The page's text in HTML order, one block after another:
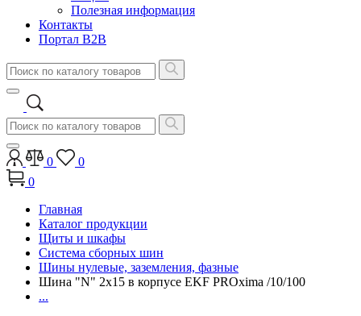
Полезная информация
Контакты
Портал B2B
0
0
0
Главная
Каталог продукции
Щиты и шкафы
Система сборных шин
Шины нулевые, заземления, фазные
Шина "N" 2х15 в корпусе EKF PROxima /10/100
...